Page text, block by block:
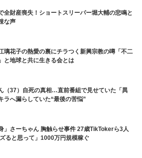
全財産喪失！ショートスリーパー堀大輔の悲鳴と
な声
璃花子の熱愛の裏にチラつく新興宗教の噂「不二
と地球と共に生きる会とは
（37）自死の真相…直前番組で見せていた「異
ラへ漏らしていた“最後の苦悩”
」さーちゃん 胸触らせ事件 27歳TikTokerら3人
ると思って」1000万円規模稼ぐ